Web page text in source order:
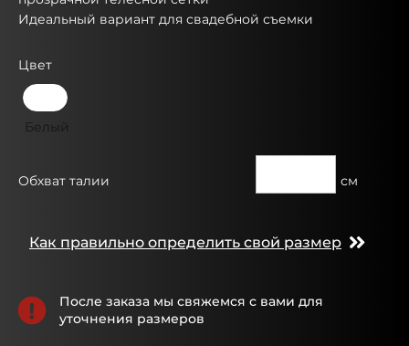
Идеальный вариант для свадебной съемки
Цвет
Белый
Обхват талии см
Как правильно определить свой размер
После заказа мы свяжемся с вами для
уточнения размеров